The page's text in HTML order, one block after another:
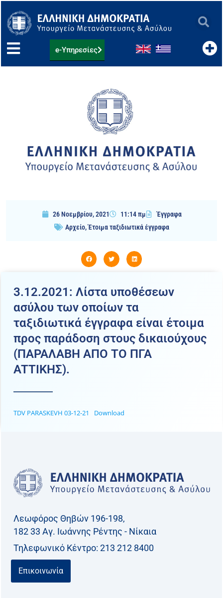
στο
περιεχόμενο
e-Υπηρεσίες
26 Νοεμβρίου, 2021 11:14 πμ
Έγγραφα
Αρχείο,Έτοιμα ταξιδιωτικά έγγραφα
3.12.2021: Λίστα υποθέσεων
ασύλου των οποίων τα
ταξιδιωτικά έγγραφα είναι έτοιμα
προς παράδοση στους δικαιούχους
(ΠΑΡΑΛΑΒΗ ΑΠΟ ΤΟ ΠΓΑ
ATTIKHΣ).
TDV PARASKEVH 03-12-21 Download
Λεωφόρος Θηβών 196-198,
182 33 Aγ. Ιωάννης Ρέντης - Νίκαια
Τηλεφωνικό Kέντρο: 213 212 8400
Επικοινωνία